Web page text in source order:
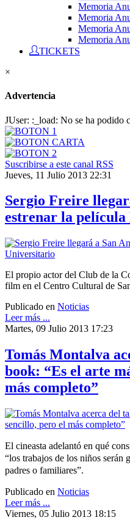
Memoria
Memoria
Memoria
Memoria
TICKETS
×
Advertencia
JUser: :_load: No se ha podido
Suscribirse a este canal RSS
Jueves, 11 Julio 2013 22:31
Sergio Freire
estrenar la
El propio actor del Club de la
film en el Centro Cultural de
Publicado en Noticias
Leer más ...
Martes, 09 Julio 2013 17:23
Tomás Montalva
book: “Es el arte
más completo”
El cineasta adelantó en qué
“los trabajos de los niños serán
padres o familiares”.
Publicado en Noticias
Leer más ...
Viernes, 05 Julio 2013 18:15